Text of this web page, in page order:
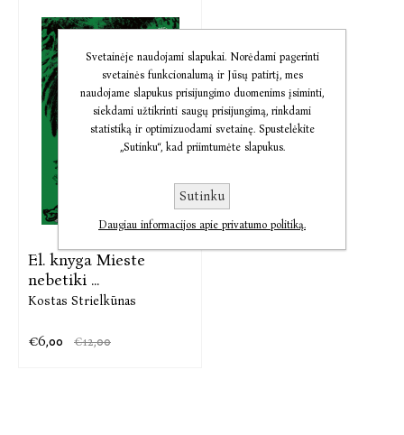
El. knyga Mieste
nebetiki ...
Kostas Strielkūnas
€6,00 €12,00
Svetainėje naudojami slapukai. Norėdami pagerinti
svetainės funkcionalumą ir Jūsų patirtį, mes
naudojame slapukus prisijungimo duomenims įsiminti,
siekdami užtikrinti saugų prisijungimą, rinkdami
statistiką ir optimizuodami svetainę. Spustelėkite
„Sutinku“, kad priimtumėte slapukus.
Sutinku
Daugiau informacijos apie privatumo politiką.